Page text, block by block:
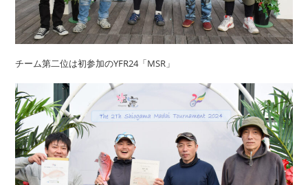
チーム第二位は初参加のYFR24「MSR」